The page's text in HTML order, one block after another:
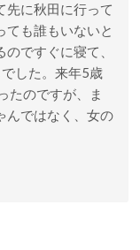
先に秋田に行って
ても誰もいないと
ですぐに寝て、
した。来年5歳
たのですが、ま
んではなく、女の